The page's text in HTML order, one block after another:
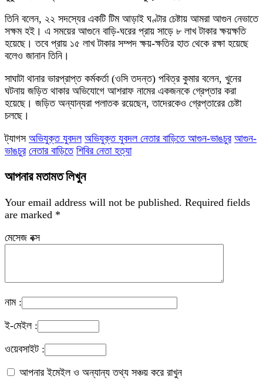
তিনি বলেন, ২২ সদস্যের একটি টিম আড়াই ঘণ্টার চেষ্টায় আমরা আগুন নেভাতে
সক্ষম হই। এ সময়ের আগুনে বাড়ি-ঘরের প্রায় সাড়ে ৮ লাখ টাকার ক্ষয়ক্ষতি
হয়েছে। তবে প্রায় ১৫ লাখ টাকার সম্পদ ক্ষয়-ক্ষতির হাত থেকে রক্ষা হয়েছে
বলেও জানান তিনি।
সাঘাটা থানার ভারপ্রাপ্ত কর্মকর্তা (ওসি তদন্ত) পবিত্র কুমার বলেন, খুনের
ঘটনায় জড়িত থাকার অভিযোগে আশরাফ নামের একজনকে গ্রেপ্তার করা
হয়েছে। জড়িত অন্যান্যরা পলাতক রয়েছেন, তাদেরকেও গ্রেপ্তারের চেষ্টা
চলছে।
ট্যাগস অভিযুক্ত যুবদল অভিযুক্ত যুবদল নেতার বাড়িতে আগুন-ভাঙচুর আগুন-
ভাঙচুর নেতার বাড়িতে শিবির নেতা হত্যা
আপনার মতামত লিখুন
Your email address will not be published. Required fields
are marked *
মেসেজ বক্স
নাম :
ই-মেইল :
ওয়েবসাইট :
আপনার ইমেইল ও অন্যান্য তথ্য সঞ্চয় করে রাখুন